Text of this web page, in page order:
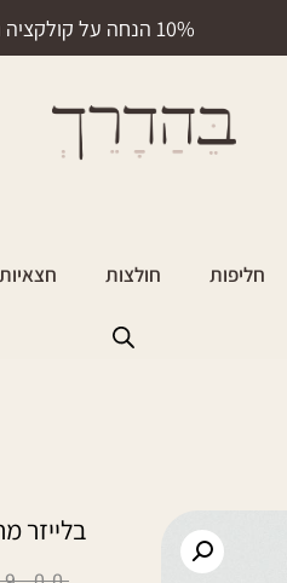
10% הנחה על קולקציה חדשה: NEW10
חליפות חולצות חצאיות
בלייזר